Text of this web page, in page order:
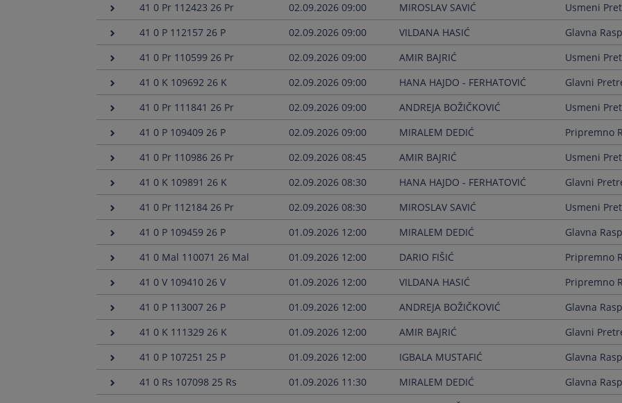
41 0 Pr 112423 26 Pr
02.09.2026 09:00 MIROSLAV SAVIĆ
Usmeni
41 0 P 112157 26 P
02.09.2026 09:00 VILDANA HASIĆ
Glavna
41 0 Pr 110599 26 Pr
02.09.2026 09:00 AMIR BAJRIĆ
Usmeni
41 0 K 109692 26 K
02.09.2026 09:00 HANA HAJDO - FERHATOVIĆ
Glavni
41 0 Pr 111841 26 Pr
02.09.2026 09:00 ANDREJA BOŽIČKOVIĆ
Usmeni
41 0 P 109409 26 P
02.09.2026 09:00 MIRALEM DEDIĆ
Pripremno
41 0 Pr 110986 26 Pr
02.09.2026 08:45 AMIR BAJRIĆ
Usmeni
41 0 K 109891 26 K
02.09.2026 08:30 HANA HAJDO - FERHATOVIĆ
Glavni
41 0 Pr 112184 26 Pr
02.09.2026 08:30 MIROSLAV SAVIĆ
Usmeni
41 0 P 109459 26 P
01.09.2026 12:00 MIRALEM DEDIĆ
Glavna
41 0 Mal 110071 26 Mal
01.09.2026 12:00 DARIO FIŠIĆ
Pripremno
41 0 V 109410 26 V
01.09.2026 12:00 VILDANA HASIĆ
Pripremno
41 0 P 113007 26 P
01.09.2026 12:00 ANDREJA BOŽIČKOVIĆ
Glavna
41 0 K 111329 26 K
01.09.2026 12:00 AMIR BAJRIĆ
Glavni
41 0 P 107251 25 P
01.09.2026 12:00 IGBALA MUSTAFIĆ
Glavna
41 0 Rs 107098 25 Rs
01.09.2026 11:30 MIRALEM DEDIĆ
Glavna